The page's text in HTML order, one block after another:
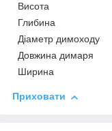
Висота
Глибина
Діаметр димоходу
Довжина димаря
Ширина
Приховати